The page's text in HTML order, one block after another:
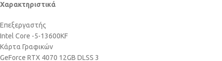
Χαρακτηριστικά
Επεξεργαστής
Intel Core -5-13600KF
Κάρτα Γραφικών
GeForce RTX 4070 12GB DLSS 3